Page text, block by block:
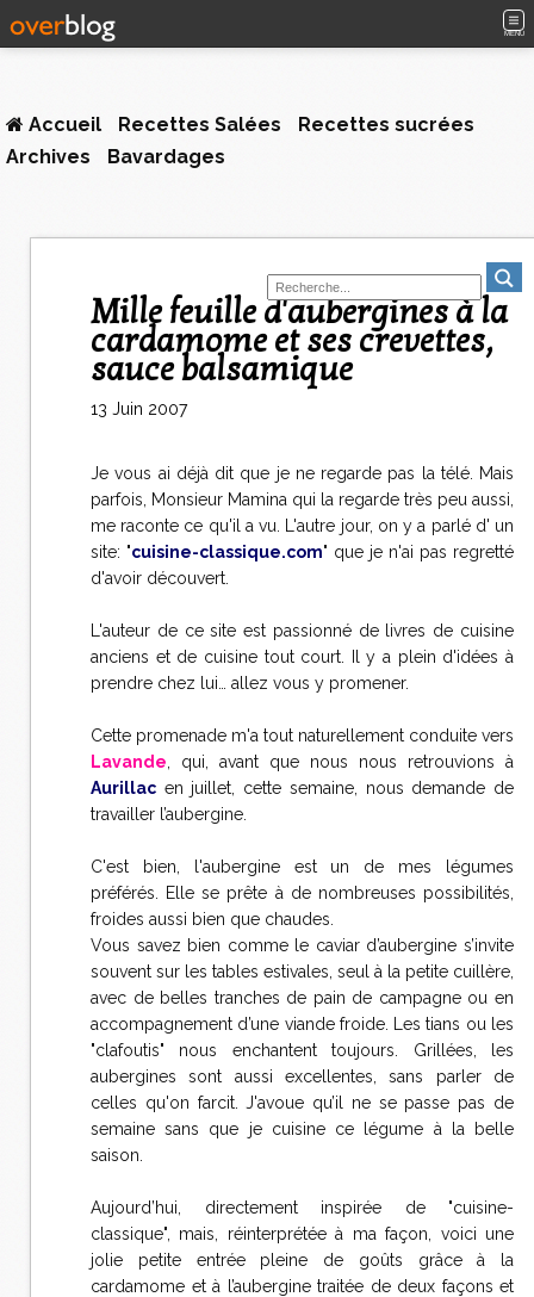
MENU
Accueil Recettes Salées
Recettes sucrées
Archives
Bavardages
Mille feuille d'aubergines à la
cardamome et ses crevettes,
sauce balsamique
13 Juin 2007
Je vous ai déjà dit que je ne regarde pas la télé. Mais
parfois, Monsieur Mamina qui la regarde très peu aussi,
me raconte ce qu'il a vu. L'autre jour, on y a parlé d' un
site: "cuisine-classique.com" que je n'ai pas regretté
d'avoir découvert.
L'auteur de ce site est passionné de livres de cuisine
anciens et de cuisine tout court. Il y a plein d'idées à
prendre chez lui… allez vous y promener.
Cette promenade m'a tout naturellement conduite vers
Lavande , qui, avant que nous nous retrouvions à
Aurillac en juillet, cette semaine, nous demande de
travailler l’aubergine.
C'est bien, l'aubergine est un de mes légumes
préférés. Elle se prête à de nombreuses possibilités,
froides aussi bien que chaudes.
Vous savez bien comme le caviar d’aubergine s’invite
souvent sur les tables estivales, seul à la petite cuillère,
avec de belles tranches de pain de campagne ou en
accompagnement d’une viande froide. Les tians ou les
"clafoutis" nous enchantent toujours. Grillées, les
aubergines sont aussi excellentes, sans parler de
celles qu'on farcit. J'avoue qu’il ne se passe pas de
semaine sans que je cuisine ce légume à la belle
saison.
Aujourd’hui, directement inspirée de "cuisine-
classique", mais, réinterprétée à ma façon, voici une
jolie petite entrée pleine de goûts grâce à la
cardamome et à l’aubergine traitée de deux façons et